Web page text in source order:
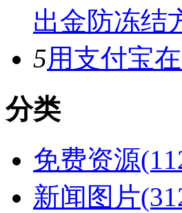
出金防冻结
5用支付宝
分类
免费资源
新闻图片